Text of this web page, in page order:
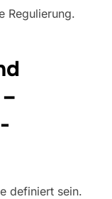
Regulierung.
definiert sein.